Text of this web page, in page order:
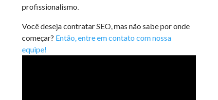
profissionalismo.
Você deseja contratar SEO, mas não sabe por onde
começar? Então, entre em contato com nossa
equipe!